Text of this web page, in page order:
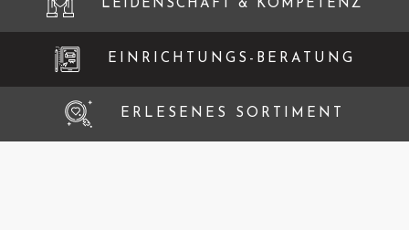
LEIDENSCHAFT & KOMPETENZ
EINRICHTUNGS-BERATUNG
ERLESENES SORTIMENT